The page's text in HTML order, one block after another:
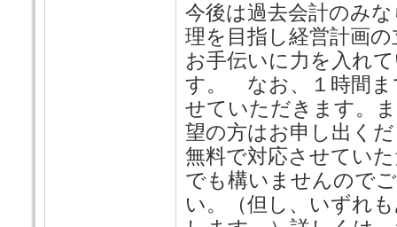
今後は過去会計のみ
理を目指し経営計画
お手伝いに力を入れ
す。 なお、１時間ま
せていただきます。
望の方はお申し出く
無料で対応させてい
でも構いませんので
い。（但し、いずれ